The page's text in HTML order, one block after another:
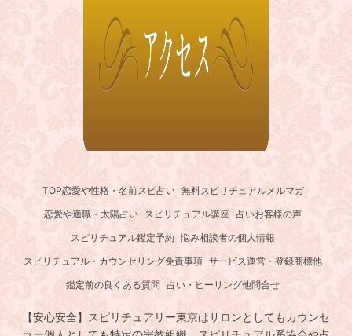
TOP恋愛や性格・名前スピ占い 無料スピリチュアルメルマガ
恋愛や適職・太陽占い
スピリチュアル講座 占いお客様の声
スピリチュアル鑑定予約 悩み相談者の個人情報
スピリチュアル・カウンセリング免責事項 サービス運営・登録商標他
鑑定前の良くある質問 占い・ヒーリング他問合せ
【安心安全】スピリチュアリー東京はサロンとしてもカウンセ